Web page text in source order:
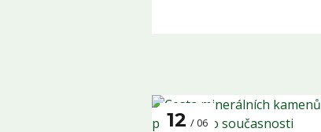
12 06